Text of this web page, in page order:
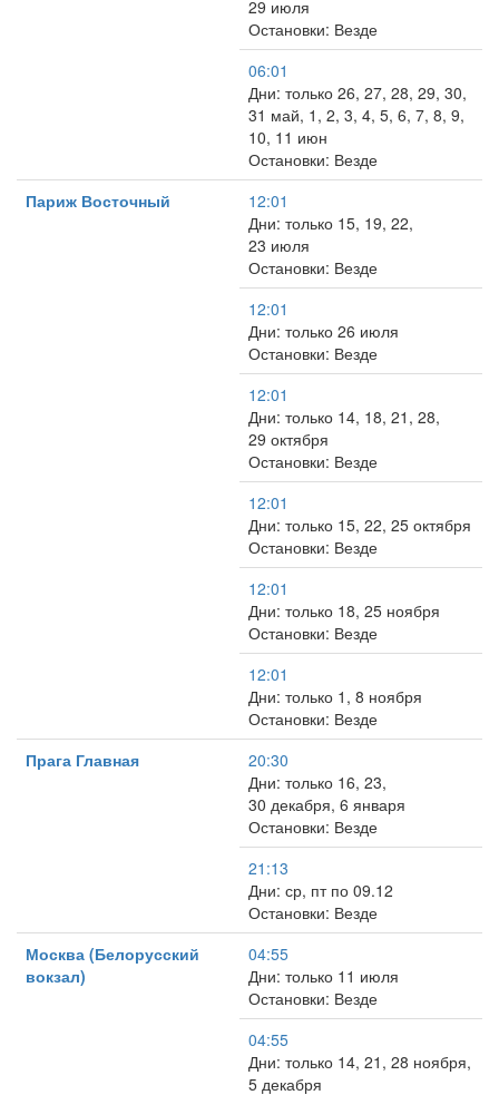
29 июля
Остановки: Везде
06:01
Дни: только 26, 27, 28, 29, 30,
31 май, 1, 2, 3, 4, 5, 6, 7, 8, 9,
10, 11 июн
Остановки: Везде
Париж Восточный
12:01
Дни: только 15, 19, 22,
23 июля
Остановки: Везде
12:01
Дни: только 26 июля
Остановки: Везде
12:01
Дни: только 14, 18, 21, 28,
29 октября
Остановки: Везде
12:01
Дни: только 15, 22, 25 октября
Остановки: Везде
12:01
Дни: только 18, 25 ноября
Остановки: Везде
12:01
Дни: только 1, 8 ноября
Остановки: Везде
Прага Главная
20:30
Дни: только 16, 23,
30 декабря, 6 января
Остановки: Везде
21:13
Дни: ср, пт по 09.12
Остановки: Везде
Москва (Белорусский
вокзал)
04:55
Дни: только 11 июля
Остановки: Везде
04:55
Дни: только 14, 21, 28 ноября,
5 декабря